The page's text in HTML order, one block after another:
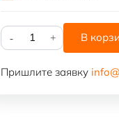
Количество
товара
ЖГ80-
В
Пришлите заявку